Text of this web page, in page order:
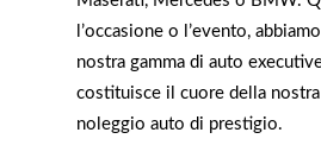
l’occasione o l’evento,
nostra gamma di auto
costituisce il cuore della
noleggio auto di prestigio.